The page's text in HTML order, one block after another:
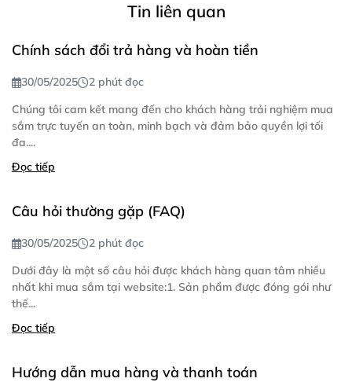
Tin liên quan
Chính sách đổi trả hàng và hoàn tiền
30/05/2025
2 phút đọc
Chúng tôi cam kết mang đến cho khách hàng trải nghiệm mua
sắm trực tuyến an toàn, minh bạch và đảm bảo quyền lợi tối
đa....
Đọc tiếp
Câu hỏi thường gặp (FAQ)
30/05/2025
2 phút đọc
Dưới đây là một số câu hỏi được khách hàng quan tâm nhiều
nhất khi mua sắm tại website:1. Sản phẩm được đóng gói như
thế...
Đọc tiếp
Hướng dẫn mua hàng và thanh toán